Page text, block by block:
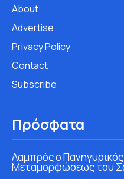
About
Advertise
Privacy Policy
Contact
Subscribe
Πρόσφατα
Λαμπρός ο
Μεταμορφώσεως του